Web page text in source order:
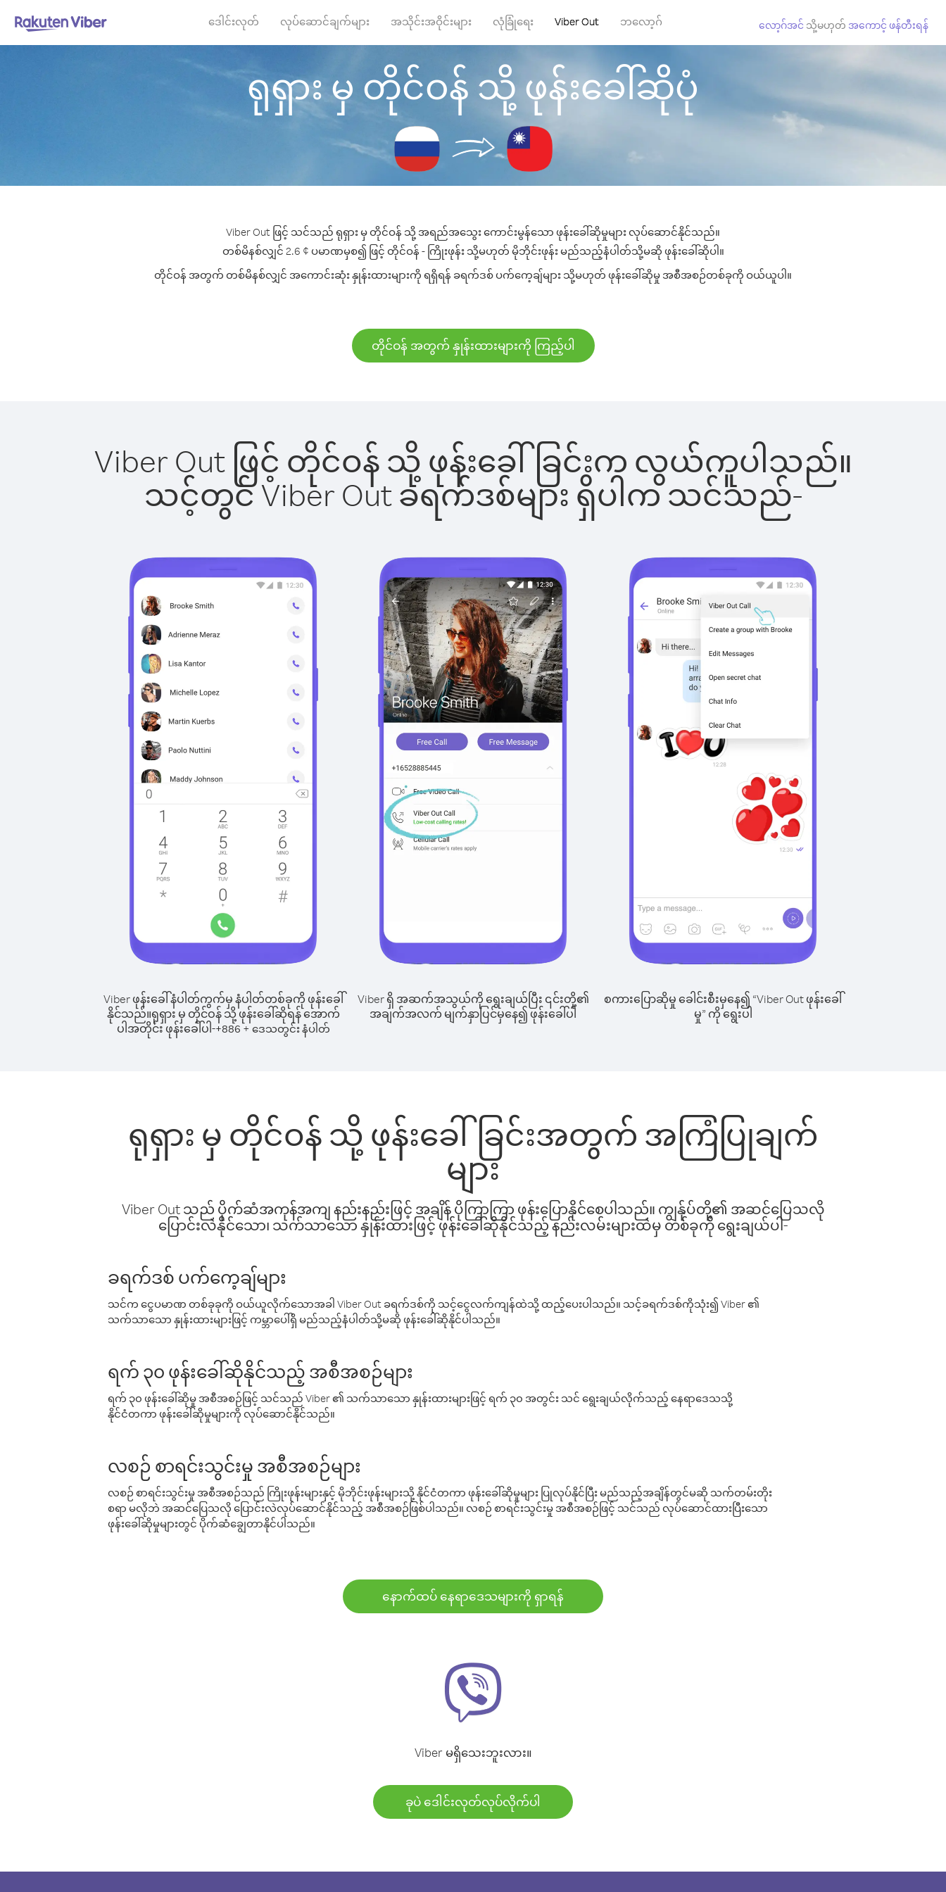
ဒေါင်းလုတ် လုပ်ဆောင်ချက်များ အသိုင်းအဝိုင်းများ လုံခြုံရေး Viber Out ဘလော့ဂ် လော့ဂ်အင် သို့မဟုတ် အကောင့် ဖန်တီးရန်
ရုရှား မှ တိုင်ဝန် သို့ ဖုန်းခေါ်ဆိုပုံ
Viber Out ဖြင့် သင်သည် ရုရှား မှ တိုင်ဝန် သို့ အရည်အသွေး ကောင်းမွန်သော ဖုန်းခေါ်ဆိုမှုများ လုပ်ဆောင်နိုင်သည်။
တစ်မိနစ်လျှင် 2.6 ¢ ပမာဏမှစ၍ ဖြင့် တိုင်ဝန် - ကြိုးဖုန်း သို့မဟုတ် မိုဘိုင်းဖုန်း မည်သည့်နံပါတ်သို့မဆို ဖုန်းခေါ်ဆိုပါ။
တိုင်ဝန် အတွက် တစ်မိနစ်လျှင် အကောင်းဆုံး နှုန်းထားများကို ရရှိရန် ခရက်ဒစ် ပက်ကေ့ချ်များ သို့မဟုတ် ဖုန်းခေါ်ဆိုမှု အစီအစဉ်တစ်ခုကို ဝယ်ယူပါ။
တိုင်ဝန် အတွက် နှုန်းထားများကို ကြည့်ပါ
Viber Out ဖြင့် တိုင်ဝန် သို့ ဖုန်းခေါ်ခြင်းက လွယ်ကူပါသည်။
သင့်တွင် Viber Out ခရက်ဒစ်များ ရှိပါက သင်သည်-
Viber ဖုန်းခေါ်နံပါတ်ကွက်မှ နံပါတ်တစ်ခုကို ဖုန်းခေါ်
နိုင်သည်။ရုရှား မှ တိုင်ဝန် သို့ ဖုန်းခေါ်ဆိုရန် အောက်
ပါအတိုင်း ဖုန်းခေါ်ပါ-+886+ ဒေသတွင်း နံပါတ်
Viber ရှိ အဆက်အသွယ်ကို ရွေးချယ်ပြီး ၎င်းတို့၏
အချက်အလက် မျက်နှာပြင်မှနေ၍ ဖုန်းခေါ်ပါ
စကားပြောဆိုမှု ခေါင်းစီးမှနေ၍ “Viber Out ဖုန်းခေါ်
မှု” ကို ရွေးပါ
ရုရှား မှ တိုင်ဝန် သို့ ဖုန်းခေါ်ခြင်းအတွက် အကြံပြုချက်
များ
Viber Out သည် ပိုက်ဆံအကုန်အကျ နည်းနည်းဖြင့် အချိန် ပိုကြာကြာ ဖုန်းပြောနိုင်စေပါသည်။ ကျွန်ုပ်တို့၏ အဆင်ပြေသလို
ပြောင်းလဲနိုင်သော၊ သက်သာသော နှုန်းထားဖြင့် ဖုန်းခေါ်ဆိုနိုင်သည့် နည်းလမ်းများထဲမှ တစ်ခုကို ရွေးချယ်ပါ-
ခရက်ဒစ် ပက်ကေ့ချ်များ
သင်က ငွေပမာဏ တစ်ခုခုကို ဝယ်ယူလိုက်သောအခါ Viber Out ခရက်ဒစ်ကို သင့်ငွေလက်ကျန်ထဲသို့ ထည့်ပေးပါသည်။ သင့်ခရက်ဒစ်ကိုသုံး၍ Viber ၏
သက်သာသော နှုန်းထားများဖြင့် ကမ္ဘာပေါ်ရှိ မည်သည့်နံပါတ်သို့မဆို ဖုန်းခေါ်ဆိုနိုင်ပါသည်။
ရက် ၃၀ ဖုန်းခေါ်ဆိုနိုင်သည့် အစီအစဉ်များ
ရက် ၃၀ ဖုန်းခေါ်ဆိုမှု အစီအစဉ်ဖြင့် သင်သည် Viber ၏ သက်သာသော နှုန်းထားများဖြင့် ရက် ၃၀ အတွင်း သင် ရွေးချယ်လိုက်သည့် နေရာဒေသသို့
နိုင်ငံတကာ ဖုန်းခေါ်ဆိုမှုများကို လုပ်ဆောင်နိုင်သည်။
လစဉ် စာရင်းသွင်းမှု အစီအစဉ်များ
လစဉ် စာရင်းသွင်းမှု အစီအစဉ်သည် ကြိုးဖုန်းများနှင့် မိုဘိုင်းဖုန်းများသို့ နိုင်ငံတကာ ဖုန်းခေါ်ဆိုမှုများ ပြုလုပ်နိုင်ပြီး မည်သည့်အချိန်တွင်မဆို သက်တမ်းတိုး
စရာ မလိုဘဲ အဆင်ပြေသလို ပြောင်းလဲလုပ်ဆောင်နိုင်သည့် အစီအစဉ်ဖြစ်ပါသည်။ လစဉ် စာရင်းသွင်းမှု အစီအစဉ်ဖြင့် သင်သည် လုပ်ဆောင်ထားပြီးသော
ဖုန်းခေါ်ဆိုမှုများတွင် ပိုက်ဆံချွေတာနိုင်ပါသည်။
နောက်ထပ် နေရာဒေသများကို ရှာရန်
Viber မရှိသေးဘူးလား။
ခုပဲ ဒေါင်းလုတ်လုပ်လိုက်ပါ